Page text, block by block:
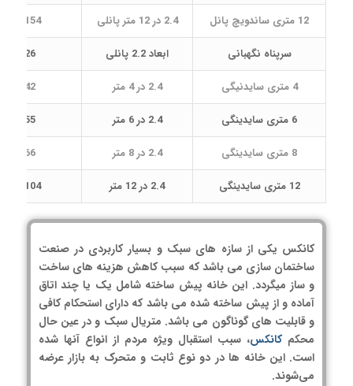
12 متری ساندویچ پانل
2.4 در 12 متر پانلی
154 تا 156 میلیون
سرپناه نگهبانی
ابعاد 2.2 پانلی
26 تا 28 میلیون
4 متری سایدنیگی
2.4 در 4 متر
42 تا 43 میلیون
6 متری سایدینگی
2.4 در 6 متر
55 تا 57 میلیون
8 متری سایدینگی
2.4 در 8 متر
66 تا 68 میلیون
12 متری سایدینگی
2.4 در 12 متر 104 تا 106 میلیون
کانکس یکی از سازه های سبک و بسیار کاربردی در صنعت
ساختمان سازی می باشد که سبب کاهش هزینه های ساخت
و ساز میگردد. این خانه پیش ساخته شامل یک یا چند اتاق
آماده و از پیش ساخته شده می باشد که دارای استحکام کافی
و قابلیت های گوناگون می باشد. متریال سبک و در عین حال
محکمکانکس، سبب استقبال ویژه مردم از انواع آنها شده
است. این خانه ها در دو نوع ثابت و متحرک به بازار عرضه
می‌شوند.